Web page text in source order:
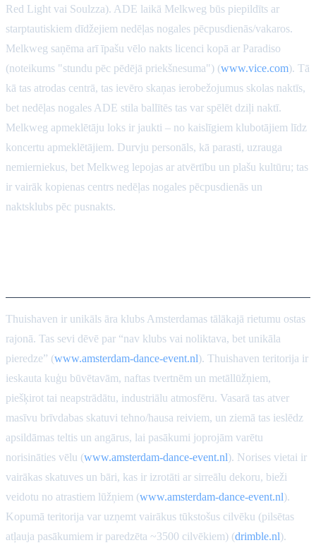
Red Light vai Soulzza). ADE laikā Melkweg būs piepildīts ar
starptautiskiem dīdžejiem nedēļas nogales pēcpusdienās/vakaros.
Melkweg saņēma arī īpašu vēlo nakts licenci kopā ar Paradiso
(noteikums "stundu pēc pēdējā priekšnesuma") (www.vice.com). Tā
kā tas atrodas centrā, tas ievēro skaņas ierobežojumus skolas naktīs,
bet nedēļas nogales ADE stila ballītēs tas var spēlēt dziļi naktī.
Melkweg apmeklētāju loks ir jaukti – no kaislīgiem klubotājiem līdz
koncertu apmeklētājiem. Durvju personāls, kā parasti, uzrauga
nemierniekus, bet Melkweg lepojas ar atvērtību un plašu kultūru; tas
ir vairāk kopienas centrs nedēļas nogales pēcpusdienās un
naktsklubs pēc pusnakts.
Thuishaven ir unikāls āra klubs Amsterdamas tālākajā rietumu ostas
rajonā. Tas sevi dēvē par “nav klubs vai noliktava, bet unikāla
pieredze” (www.amsterdam-dance-event.nl). Thuishaven teritorija ir
ieskauta kuģu būvētavām, naftas tvertnēm un metāllūžņiem,
piešķirot tai neapstrādātu, industriālu atmosfēru. Vasarā tas atver
masīvu brīvdabas skatuvi tehno/hausa reiviem, un ziemā tas ieslēdz
apsildāmas teltis un angārus, lai pasākumi joprojām varētu
norisināties vēlu (www.amsterdam-dance-event.nl). Norises vietai ir
vairākas skatuves un bāri, kas ir izrotāti ar sirreālu dekoru, bieži
veidotu no atrastiem lūžņiem (www.amsterdam-dance-event.nl).
Kopumā teritorija var uzņemt vairākus tūkstošus cilvēku (pilsētas
atļauja pasākumiem ir paredzēta ~3500 cilvēkiem) (drimble.nl).